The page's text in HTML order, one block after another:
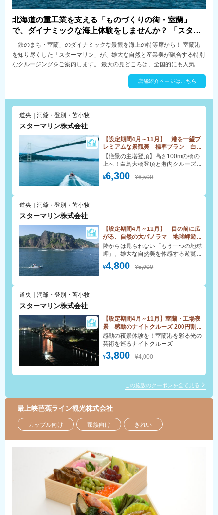
北海道の重工業を支える「ものづくりの街・室蘭」
で、ダイナミックな海上体験をしませんか？ 「スター
マリン」では、雄大な室蘭港を巡るクルージングを提
供しています。
「鉄のまち・室蘭」のダイナミックな景観を海上の特等席から！ 室蘭港
を知り尽くした「スターマリン」が、雄大な自然と産業美が融合する特別
なクルージングをご案内します。 最大の見どころは、全国的にも人気の
高い「室蘭工場夜景」。闇夜に輝く工場群やライトアップされた白鳥大橋
の幻想的な景色は、船上でしか味わえない感動のひとときです。日中は、
ご用意。 熟練の操船とガイドで、安心・安全な海の旅をお届けします。
室蘭観光の忘れられない思い出づくりに、ぜひご利用ください。
店舗紹介ページはこちら
道央｜洞爺・登別・苫小牧
スターマリン株式会社
【設定期間4月～11月】 港を一望プ
レミアムな景観美 標準プラン 白鳥
大橋主塔登頂+港内クルーズ(ハー
フ) 200円割引クーポン
¥6,300 ¥6,500
【絶景の主塔登頂】高さ100mの橋の
上へ！白鳥大橋登頂と港内クルーズ
(ハーフ)の特別体験
道央｜洞爺・登別・苫小牧
スターマリン株式会社
【設定期間4月～11月】 目の前に広
がる、自然の大パノラマ 地球岬遊
覧 200円割引クーポン
¥4,800 ¥5,000
陸からは見られない「もう一つの地球
岬」。雄大な自然美を体感する遊覧体
験
道央｜洞爺・登別・苫小牧
スターマリン株式会社
【設定期間4月～11月】室蘭・工場夜
景 感動のナイトクルーズ 200円割引
クーポン
¥3,800 ¥4,000
感動の夜景体験を！室蘭港を彩る光の
芸術を巡るナイトクルーズ
この施設のクーポンを全て見る
最上峡芭蕉ライン観光株式会社
カップル向け 家族向け きれい